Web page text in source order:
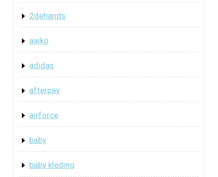
2dehands
aaiko
adidas
afterpay
airforce
baby
baby kleding